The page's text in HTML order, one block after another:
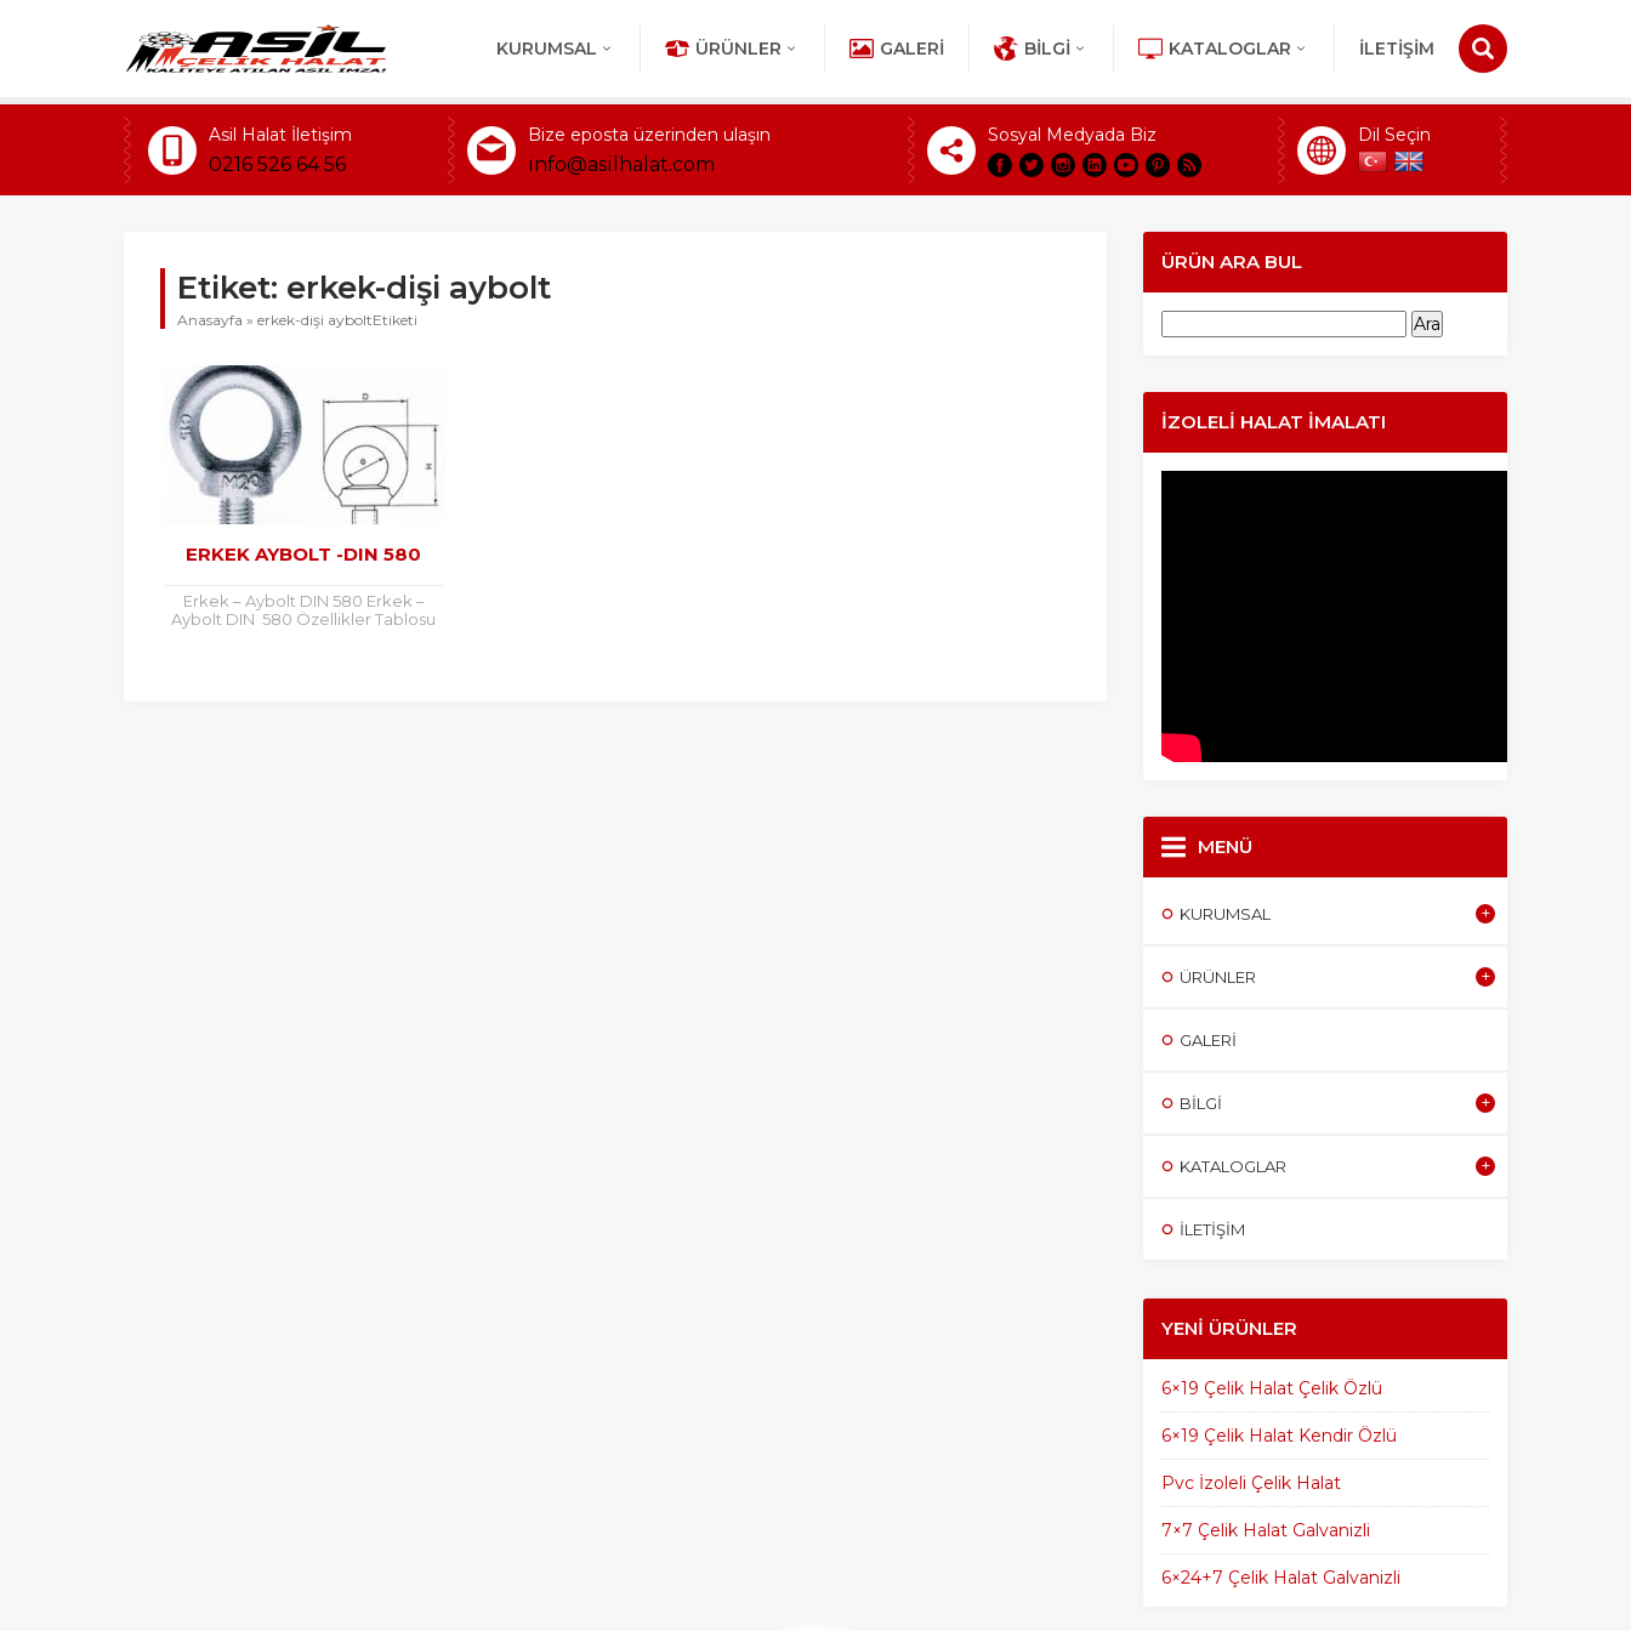
KURUMSAL ÜRÜNLER GALERI BILGI KATALOGLAR İLETİŞİM
Asil Halat İletişim
0216 526 64 56
Bize eposta üzerinden ulaşın
info@asilhalat.com
Sosyal Medyada Biz Dil Seçin
Etiket: erkek-dişi aybolt
Anasayfa » erkek-dişi ayboltEtiketi
ERKEK AYBOLT -DIN 580
Erkek – Aybolt DIN 580 Erkek –
Aybolt DIN 580 Özellikler Tablosu
ÜRÜN ARA BUL
İZOLELI HALAT İMALATI
MENÜ
KURUMSAL
ÜRÜNLER
GALERI
BILGI
KATALOGLAR
İLETİŞİM
YENI ÜRÜNLER
6×19 Çelik Halat Çelik Özlü
6×19 Çelik Halat Kendir Özlü
Pvc İzoleli Çelik Halat
7×7 Çelik Halat Galvanizli
6×24+7 Çelik Halat Galvanizli